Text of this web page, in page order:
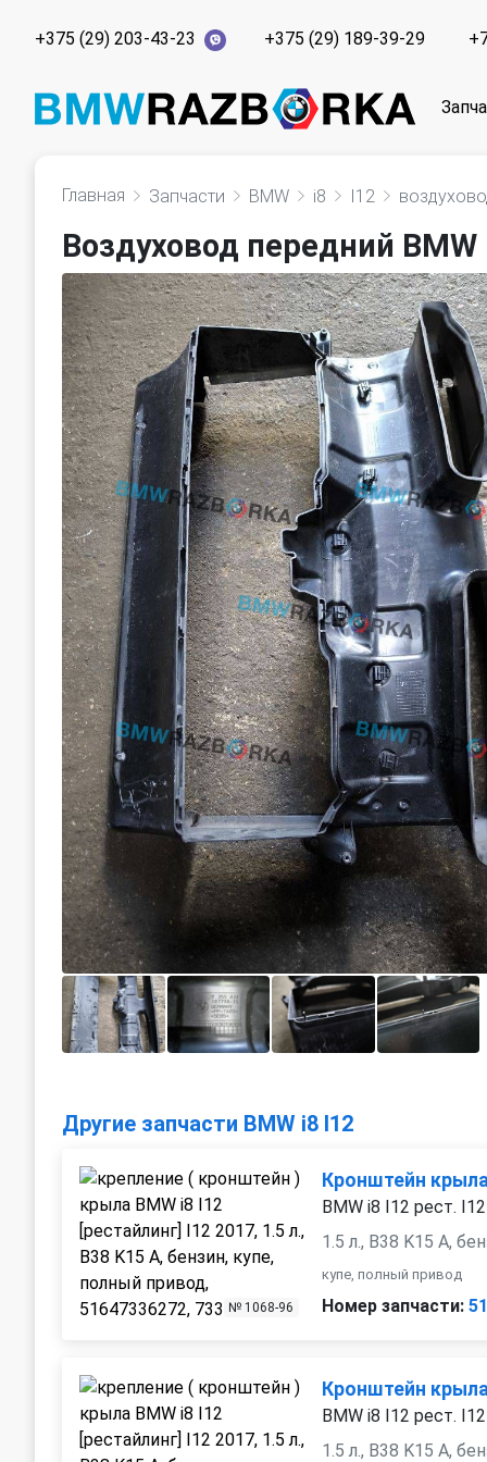
+375 (29) 203-43-23 +375 (29) 189-39-29
Главная Запчасти BMW i8 I12
Воздуховод передний
Другие запчасти BMW i8 I12
№ 1068-96
Кронштейн
BMW i8 I12 рест.
1.5 л., B38 K15 A,
купе, полный привод
Номер запчасти:
Кронштейн
BMW i8 I12 рест.
1.5 л., B38 K15 A,